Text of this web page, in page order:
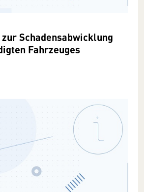
Schadensabwicklung
Fahrzeuges